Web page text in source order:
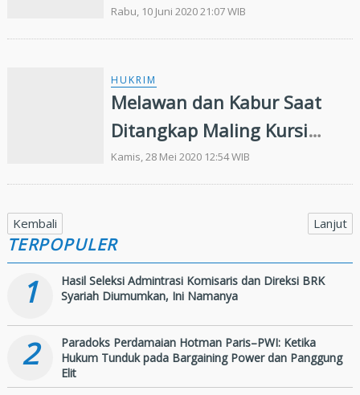
2020
Rabu, 10 Juni 2020 21:07 WIB
HUKRIM
Melawan dan Kabur Saat
Ditangkap Maling Kursi
Gereja di Dor
Kamis, 28 Mei 2020 12:54 WIB
Kembali Lanjut
TERPOPULER
1
Hasil Seleksi Admintrasi Komisaris dan Direksi BRK
Syariah Diumumkan, Ini Namanya
2
Paradoks Perdamaian Hotman Paris–PWI: Ketika
Hukum Tunduk pada Bargaining Power dan Panggung
Elit